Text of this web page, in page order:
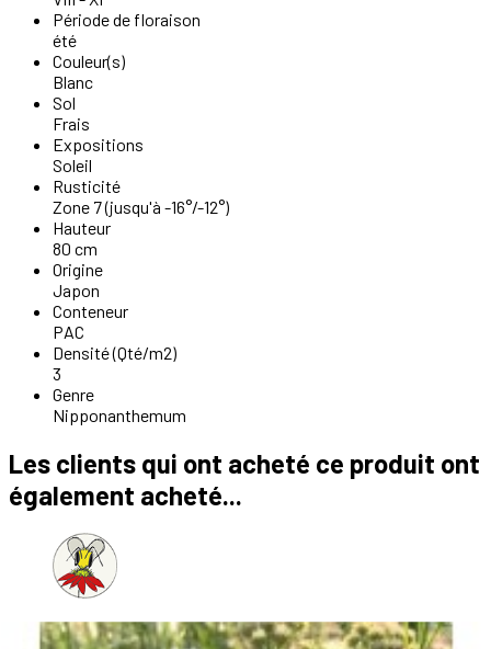
Période de floraison
été
Couleur(s)
Blanc
Sol
Frais
Expositions
Soleil
Rusticité
Zone 7 (jusqu'à -16°/-12°)
Hauteur
80 cm
Origine
Japon
Conteneur
PAC
Densité (Qté/m2)
3
Genre
Nipponanthemum
Les clients qui ont acheté ce produit ont
également acheté...